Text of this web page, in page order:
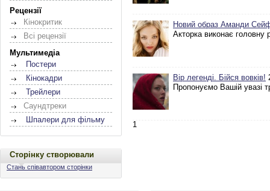
Рецензії
Кінокритик
Всі рецензії
Мультимедіа
Постери
Кінокадри
Трейлери
Саундтреки
Шпалери для фільму
Сторінку створювали
Стань співавтором сторінки
Новий образ Аманди
Акторка виконає головну
Вір легенді. Бійся вовків!
Пропонуємо Вашій увазі
1